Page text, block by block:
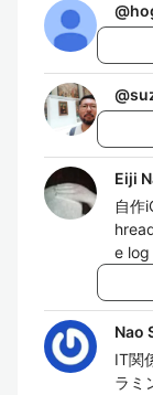
@
@
Eiji
自作
e log
Nao
IT関
ラミ